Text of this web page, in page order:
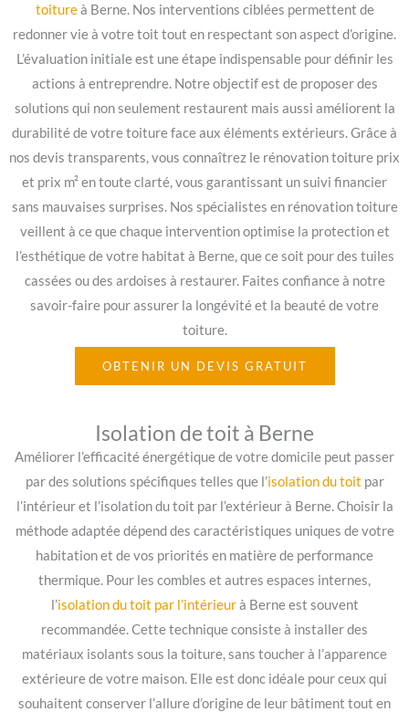
toitureà Berne. Nos interventions ciblées permettent de
redonner vie à votre toit tout en respectant son aspect d’origine.
L’évaluation initiale est une étape indispensable pour définir les
actions à entreprendre. Notre objectif est de proposer des
solutions qui non seulement restaurent mais aussi améliorent la
durabilité de votre toiture face aux éléments extérieurs. Grâce à
nos devis transparents, vous connaîtrez le rénovation toiture prix
et prix m² en toute clarté, vous garantissant un suivi financier
sans mauvaises surprises. Nos spécialistes en rénovation toiture
veillent à ce que chaque intervention optimise la protection et
l’esthétique de votre habitat à Berne, que ce soit pour des tuiles
cassées ou des ardoises à restaurer. Faites confiance à notre
savoir-faire pour assurer la longévité et la beauté de votre
toiture.
OBTENIR UN DEVIS GRATUIT
Isolation de toit à Berne
Améliorer l’efficacité énergétique de votre domicile peut passer
par des solutions spécifiques telles que l’isolation du toit par
l’intérieur et l’isolation du toit par l’extérieur à Berne. Choisir la
méthode adaptée dépend des caractéristiques uniques de votre
habitation et de vos priorités en matière de performance
thermique. Pour les combles et autres espaces internes,
l’isolation du toit par l’intérieurà Berne est souvent
recommandée. Cette technique consiste à installer des
matériaux isolants sous la toiture, sans toucher à l’apparence
extérieure de votre maison. Elle est donc idéale pour ceux qui
souhaitent conserver l’allure d’origine de leur bâtiment tout en